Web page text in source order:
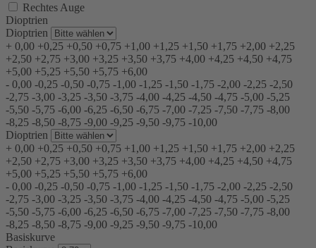
Rechtes Auge
Dioptrien
Dioptrien
+ 0,00 +0,25 +0,50 +0,75 +1,00 +1,25 +1,50 +1,75 +2,00 +2,25
+2,50 +2,75 +3,00 +3,25 +3,50 +3,75 +4,00 +4,25 +4,50 +4,75
+5,00 +5,25 +5,50 +5,75 +6,00
- 0,00 -0,25 -0,50 -0,75 -1,00 -1,25 -1,50 -1,75 -2,00 -2,25 -2,50
-2,75 -3,00 -3,25 -3,50 -3,75 -4,00 -4,25 -4,50 -4,75 -5,00 -5,25
-5,50 -5,75 -6,00 -6,25 -6,50 -6,75 -7,00 -7,25 -7,50 -7,75 -8,00
-8,25 -8,50 -8,75 -9,00 -9,25 -9,50 -9,75 -10,00
Dioptrien
+ 0,00 +0,25 +0,50 +0,75 +1,00 +1,25 +1,50 +1,75 +2,00 +2,25
+2,50 +2,75 +3,00 +3,25 +3,50 +3,75 +4,00 +4,25 +4,50 +4,75
+5,00 +5,25 +5,50 +5,75 +6,00
- 0,00 -0,25 -0,50 -0,75 -1,00 -1,25 -1,50 -1,75 -2,00 -2,25 -2,50
-2,75 -3,00 -3,25 -3,50 -3,75 -4,00 -4,25 -4,50 -4,75 -5,00 -5,25
-5,50 -5,75 -6,00 -6,25 -6,50 -6,75 -7,00 -7,25 -7,50 -7,75 -8,00
-8,25 -8,50 -8,75 -9,00 -9,25 -9,50 -9,75 -10,00
Basiskurve